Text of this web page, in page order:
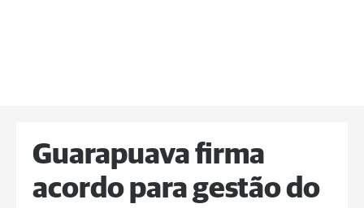
Guarapuava firma
acordo para gestão do